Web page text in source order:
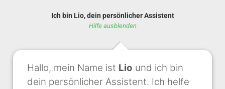
Ich bin Lio, dein persönlicher Assistent
Hilfe ausblenden
Hallo, mein Name ist Lio und ich bin
dein persönlicher Assistent. Ich helfe